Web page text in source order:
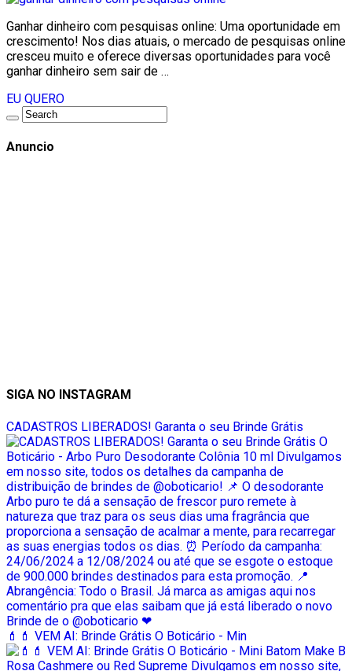
Ganhar dinheiro com pesquisas online: Uma oportunidade em
crescimento! Nos dias atuais, o mercado de pesquisas online
cresceu muito e oferece diversas oportunidades para você
ganhar dinheiro sem sair de …
EU QUERO
Anuncio
SIGA NO INSTAGRAM
CADASTROS LIBERADOS! Garanta o seu Brinde Grátis
💄💄 VEM AI: Brinde Grátis O Boticário - Min